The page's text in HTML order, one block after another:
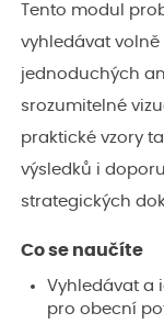
Tento modul
vyhledávat
jednoduchých
srozumitelné
praktické vzory
výsledků i
strategických
Co se naučíte
Vyhledávat a
pro obecní